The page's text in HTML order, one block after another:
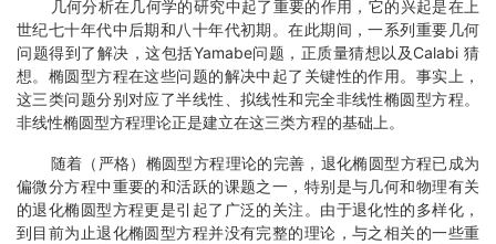
几何分析在几何学的研究中起了重要的作用，它的兴起是在上
世纪七十年代中后期和八十年代初期。在此期间，一系列重要几何
问题得到了解决，这包括Yamabe问题，正质量猜想以及Calabi 猜
想。椭圆型方程在这些问题的解决中起了关键性的作用。事实上，
这三类问题分别对应了半线性、拟线性和完全非线性椭圆型方程。
非线性椭圆型方程理论正是建立在这三类方程的基础上。
随着（严格）椭圆型方程理论的完善，退化椭圆型方程已成为
偏微分方程中重要的和活跃的课题之一，特别是与几何和物理有关
的退化椭圆型方程更是引起了广泛的关注。由于退化性的多样化，
到目前为止退化椭圆型方程并没有完整的理论，与之相关的一些重